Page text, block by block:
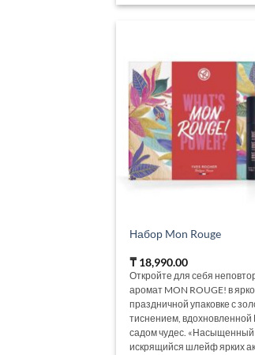
Набор Mon Rouge
₸ 18,990.00
Откройте для себя
аромат MON ROUGE! в
праздничной упаковке с
тиснением,
садом чудес. «Насыщенный
искрящийся шлейф ярких